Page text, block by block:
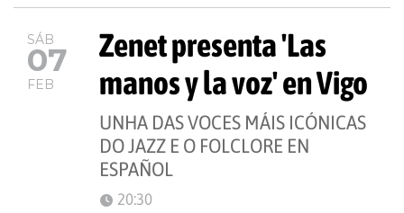
SÁB
07
FEB
Zenet presenta 'Las
manos y la voz' en Vigo
UNHA DAS VOCES MÁIS ICÓNICAS
DO JAZZ E O FOLCLORE EN
ESPAÑOL
20:30